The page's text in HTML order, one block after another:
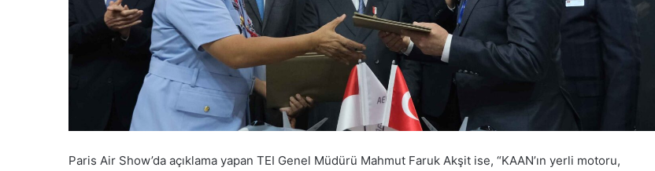
Paris Air Show’da açıklama yapan TEI Genel Müdürü Mahmut Faruk Akşit ise, “KAAN’ın yerli motoru,